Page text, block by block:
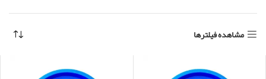
مشاهده فیلترها